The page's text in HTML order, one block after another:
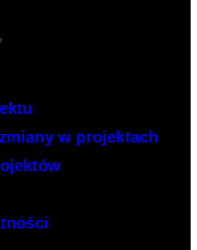
w projektach